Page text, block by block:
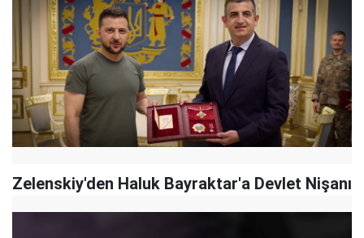
Zelenskiy'den Haluk Bayraktar'a Devlet Nişanı